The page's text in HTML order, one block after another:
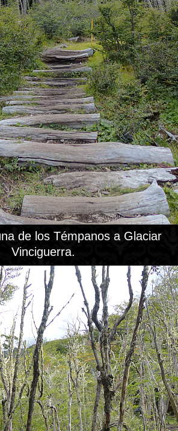
de los Témpanos a Glaciar
Vinciguerra.